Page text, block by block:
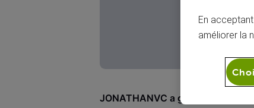
JONATHANVC a gagné 1 badge
En
améliorer la